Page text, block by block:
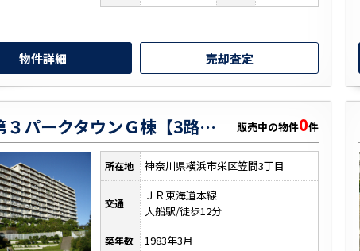
物件詳細 売却査定
大船第３パークタウンＧ棟【3路線利用可・納戸・リノベ】 販売中の物件0件
所在地 神奈川県横浜市栄区笠間3丁目
交通
ＪＲ東海道本線
大船駅/徒歩12分
築年数 1983年3月